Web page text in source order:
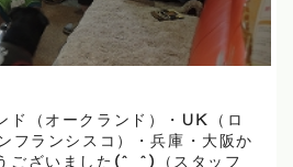
ド（オークランド）・UK（ロ
フランシスコ）・兵庫・大阪か
ございました(^_^)（スタッフ